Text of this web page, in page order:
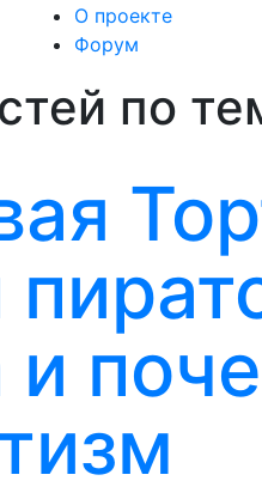
О проекте
Форум
по